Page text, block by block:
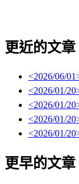
更近的文章
<2026/06/01
<2026/01/20
<2026/01/20
<2026/01/20
<2026/01/20
更早的文章